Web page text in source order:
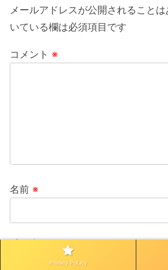
メールアドレスが公開されることは
いている欄は必須項目です
コメント ※
名前 ※
メール※
Privacy PoLicy